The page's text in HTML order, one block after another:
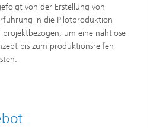
von der Erstellung von
in die Pilotproduktion
um eine nahtlose
bis zum produktionsreifen